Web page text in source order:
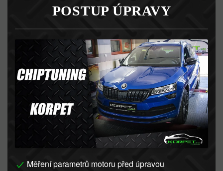
POSTUP ÚPRAVY
Měření parametrů motoru před úpravou